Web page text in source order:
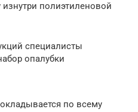
полиэтиленовой
специалисты
опалубки
по всему